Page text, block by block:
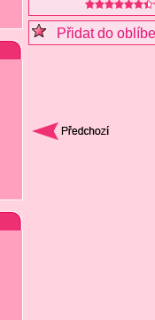
Přidat do